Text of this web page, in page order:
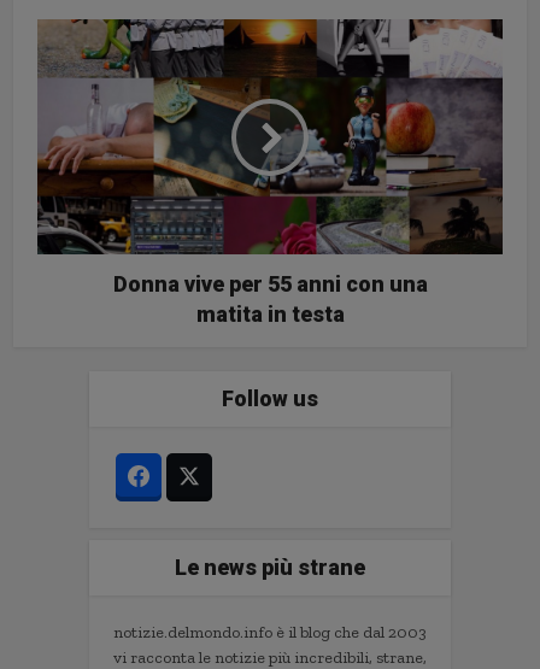
Donna vive per 55 anni con una
matita in testa
Follow us
Le news più strane
notizie.delmondo.info è il blog che dal 2003
vi racconta le notizie più incredibili, strane,